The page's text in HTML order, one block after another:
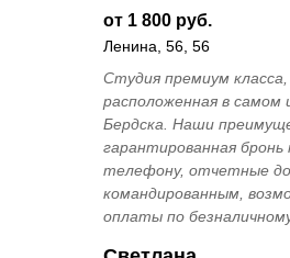
от 1 800 руб.
Ленина, 56, 56
Студия премиум класса,
расположенная в самом
Бердска. Наши
гарантированная
телефону, отчетные
командированным,
оплаты по безналичному